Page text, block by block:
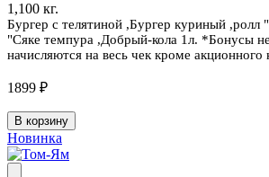
1,100 кг.
Бургер с телятиной ,Бургер куриный ,ролл
"Сяке темпура ,Добрый-кола 1л. *Бонусы
начисляются на весь чек кроме акционного
1899 ₽
В корзину
Новинка